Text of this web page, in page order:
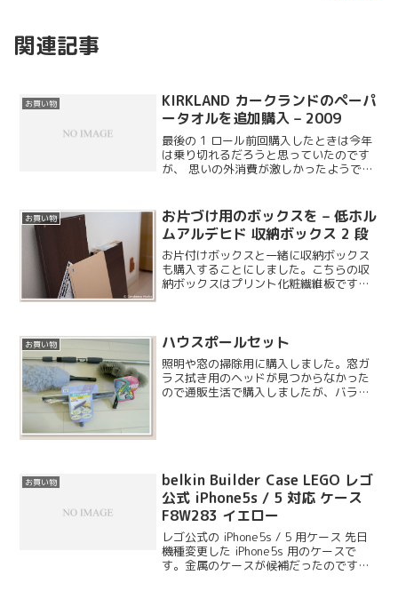
関連記事
お買い物
KIRKLAND カークランドのペーパ
ータオルを追加購入 – 2009
最後の 1 ロール前回購入したときは今年
は乗り切れるだろうと思っていたのです
が、 思いの外消費が激しかったようで、
トの拭き掃除などにも使っているので消
費量が多くなる...
お買い物
お片づけ用のボックスを – 低ホル
ムアルデヒド 収納ボックス 2 段
お片付けボックスと一緒に収納ボックス
も購入することにしました。こちらの収
納ボックスはプリント化粧繊維板です
お買い物 ハウスポールセット
照明や窓の掃除用に購入しました。窓ガ
ラス拭き用のヘッドが見つからなかった
ので通販生活で購入しましたが、バラ売
お買い物
belkin Builder Case LEGO レゴ
公式 iPhone5s / 5 対応 ケース
F8W283 イエロー
レゴ公式の iPhone5s / 5 用ケース 先日
機種変更した iPhone5s 用のケースで
す。金属のケースが候補だったのです